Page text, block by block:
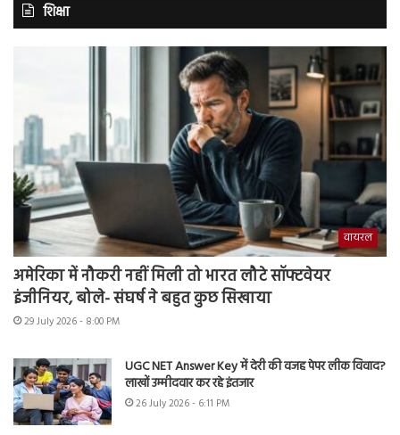
शिक्षा
वायरल
अमेरिका में नौकरी नहीं मिली तो भारत लौटे सॉफ्टवेयर
इंजीनियर, बोले- संघर्ष ने बहुत कुछ सिखाया
29 July 2026 - 8:00 PM
UGC NET Answer Key में देरी की वजह पेपर लीक विवाद?
लाखों उम्मीदवार कर रहे इंतजार
26 July 2026 - 6:11 PM